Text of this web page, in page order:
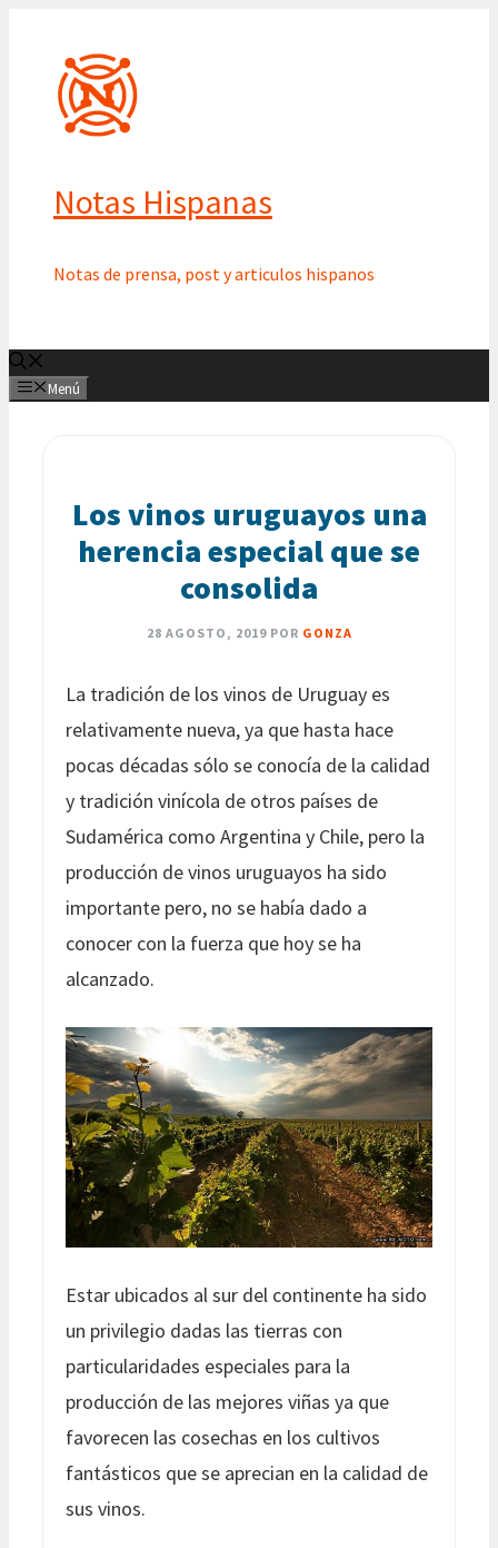
contenido
Notas Hispanas
Notas de prensa, post y articulos hispanos
Menú
Los vinos uruguayos una
herencia especial que se
consolida
28 AGOSTO, 2019 POR GONZA
La tradición de los vinos de Uruguay es
relativamente nueva, ya que hasta hace
pocas décadas sólo se conocía de la calidad
y tradición vinícola de otros países de
Sudamérica como Argentina y Chile, pero la
producción de vinos uruguayos ha sido
importante pero, no se había dado a
conocer con la fuerza que hoy se ha
alcanzado.
Estar ubicados al sur del continente ha sido
un privilegio dadas las tierras con
particularidades especiales para la
producción de las mejores viñas ya que
favorecen las cosechas en los cultivos
fantásticos que se aprecian en la calidad de
sus vinos.